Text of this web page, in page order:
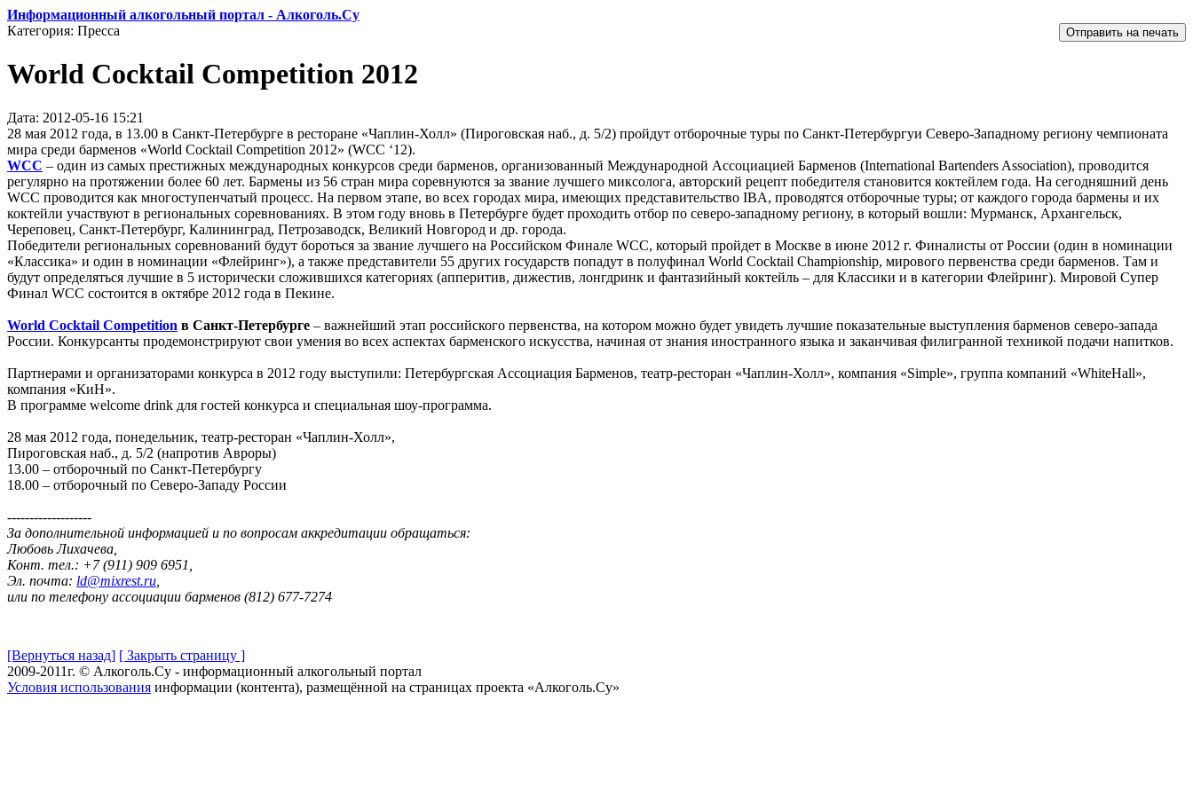
Информационный алкогольный портал - Алкоголь.Су
Категория: Пресса
World Cocktail Competition 2012
Дата: 2012-05-16 15:21
28 мая 2012 года, в 13.00 в Санкт-Петербурге в ресторане «Чаплин-Холл» (Пироговская наб., д. 5/2) пройдут отборочные туры по Санкт-Петербургуи Северо-Западному региону чемпионата
мира среди барменов «World Cocktail Competition 2012» (WCC ‘12).
WCC – один из самых престижных международных конкурсов среди барменов, организованный Международной Ассоциацией Барменов (International Bartenders Association), проводится
регулярно на протяжении более 60 лет. Бармены из 56 стран мира соревнуются за звание лучшего миксолога, авторский рецепт победителя становится коктейлем года. На сегодняшний день
WCC проводится как многоступенчатый процесс. На первом этапе, во всех городах мира, имеющих представительство IBA, проводятся отборочные туры; от каждого города бармены и их
коктейли участвуют в региональных соревнованиях. В этом году вновь в Петербурге будет проходить отбор по северо-западному региону, в который вошли: Мурманск, Архангельск,
Череповец, Санкт-Петербург, Калининград, Петрозаводск, Великий Новгород и др. города.
Победители региональных соревнований будут бороться за звание лучшего на Российском Финале WCC, который пройдет в Москве в июне 2012 г. Финалисты от России (один в номинации
«Классика» и один в номинации «Флейринг»), а также представители 55 других государств попадут в полуфинал World Cocktail Championship, мирового первенства среди барменов. Там и
будут определяться лучшие в 5 исторически сложившихся категориях (апперитив, дижестив, лонгдринк и фантазийный коктейль – для Классики и в категории Флейринг). Мировой Супер
Финал WCC состоится в октябре 2012 года в Пекине.
World Cocktail Competition в Санкт-Петербурге – важнейший этап российского первенства, на котором можно будет увидеть лучшие показательные выступления барменов северо-запада
России. Конкурсанты продемонстрируют свои умения во всех аспектах барменского искусства, начиная от знания иностранного языка и заканчивая филигранной техникой подачи напитков.
Партнерами и организаторами конкурса в 2012 году выступили: Петербургская Ассоциация Барменов, театр-ресторан «Чаплин-Холл», компания «Simple», группа компаний «WhiteHall»,
компания «КиН».
В программе welcome drink для гостей конкурса и специальная шоу-программа.
28 мая 2012 года, понедельник, театр-ресторан «Чаплин-Холл»,
Пироговская наб., д. 5/2 (напротив Авроры)
13.00 – отборочный по Санкт-Петербургу
18.00 – отборочный по Северо-Западу России
-------------------
За дополнительной информацией и по вопросам аккредитации обращаться:
Любовь Лихачева,
Конт. тел.: +7 (911) 909 6951,
Эл. почта: ld@mixrest.ru
или по телефону ассоциации барменов (812) 677-7274
[Вернуться назад] [ Закрыть страницу ]
2009-2011г. © Алкоголь.Су - информационный алкогольный портал
Условия использования информации (контента), размещённой на страницах проекта «Алкоголь.Су»